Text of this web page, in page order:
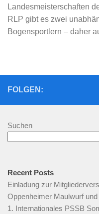
Landesmeisterschaften
RLP gibt es zwei
Bogensportlern – daher
FOLGEN:
Suchen
Recent Posts
Einladung zur
Oppenheimer Maulwurf
1. Internationales PSSB